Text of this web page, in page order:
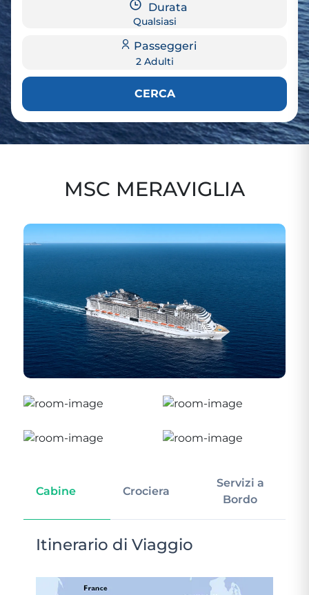
Durata
Qualsiasi
Passeggeri
2 Adulti
CERCA
MSC MERAVIGLIA
Cabine Crociera
Servizi a
Bordo
Itinerario di Viaggio